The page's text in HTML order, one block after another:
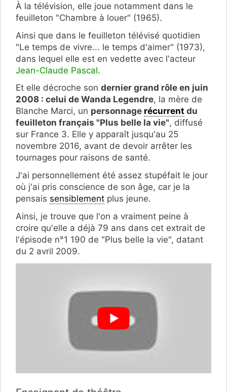
À la télévision, elle joue notamment dans le
feuilleton "Chambre à louer" (1965).
Ainsi que dans le feuilleton télévisé quotidien
"Le temps de vivre... le temps d'aimer" (1973),
dans lequel elle est en vedette avec l'acteur
Jean-Claude Pascal.
Et elle décroche son dernier grand rôle en juin
2008 : celui de Wanda Legendre, la mère de
Blanche Marci, un personnage récurrent du
feuilleton français "Plus belle la vie", diffusé
sur France 3. Elle y apparaît jusqu'au 25
novembre 2016, avant de devoir arrêter les
tournages pour raisons de santé.
J'ai personnellement été assez stupéfait le jour
où j'ai pris conscience de son âge, car je la
pensais sensiblement plus jeune.
Ainsi, je trouve que l'on a vraiment peine à
croire qu'elle a déjà 79 ans dans cet extrait de
l'épisode n°1 190 de "Plus belle la vie", datant
du 2 avril 2009.